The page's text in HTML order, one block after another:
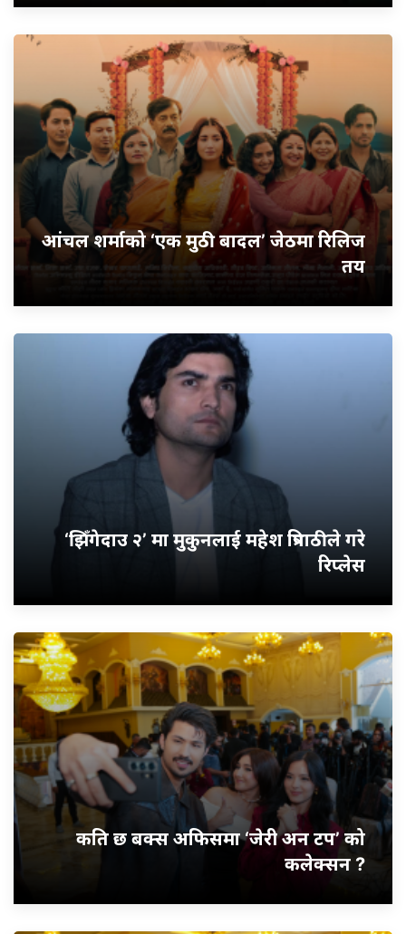
आंचल शर्माको ‘एक मुठी बादल’ जेठमा रिलिज
तय
‘झिँगेदाउ २’ मा मुकुनलाई महेश त्रिपाठीले गरे
रिप्लेस
कति छ बक्स अफिसमा ‘जेरी अन टप’ को
कलेक्सन ?